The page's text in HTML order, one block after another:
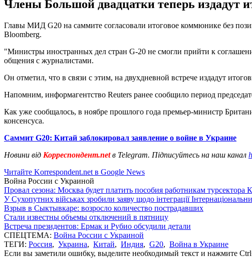
Члены Большой двадцатки теперь издадут
Главы МИД G20 на саммите согласовали итоговое коммюнике без
Bloomberg.
"Министры иностранных дел стран G-20 не смогли прийти к
общения с журналистами.
Он отметил, что в связи с этим, на двухдневной встрече издадут
Напомним, информагентство Reuters ранее сообщило период
Как уже сообщалось, в ноябре прошлого года премьер-министр
консенсуса.
Саммит G20: Китай заблокировал заявление о войне в Украине
Новини від Корреспондент.netв Telegram. Підписуйтесь на наш канал
Читайте Korrespondent.net в Google News
Война России с Украиной
Провал сезона: Москва будет платить пособия работникам турсектора
У Сухопутних військах зробили заяву щодо інтеграції
Взрыв в Сыктывкаре: возросло количество пострадавших
Стали известны объемы отключений в пятницу
Встреча президентов: Ермак и Рубио обсудили детали
СПЕЦТЕМА: Война России с Украиной
ТЕГИ: Россия, Украина, Китай, Индия, G20, Война в Украине
Если вы заметили ошибку, выделите необходимый текст и нажмите